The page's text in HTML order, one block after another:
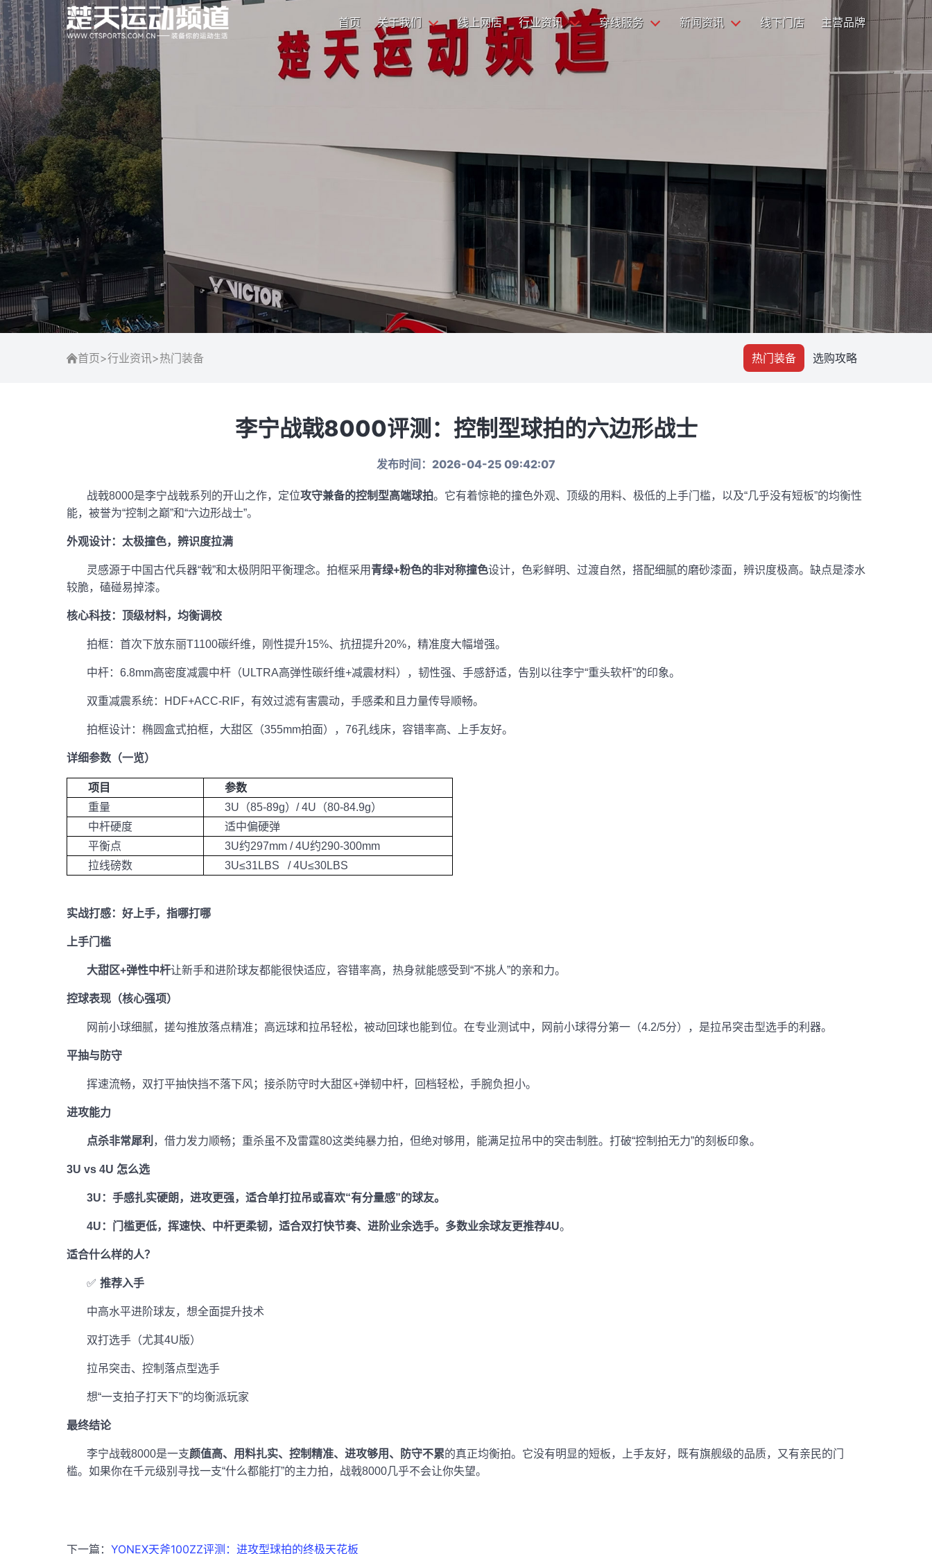
首页 关于我们 线上网店 行业资讯 穿线服务 新闻资讯 线下门店 主营品牌
首页>行业资讯>热门装备 热门装备 选购攻略
李宁战戟8000评测：控制型球拍的六边形战士
发布时间：2026-04-25 09:42:07
战戟8000是李宁战戟系列的开山之作，定位攻守兼备的控制型高端球拍。它有着惊艳的撞色外观、顶级的用料、极低的上手门槛，以及“几乎没有短板”的均衡性
能，被誉为“控制之巅”和“六边形战士”。
外观设计：太极撞色，辨识度拉满
灵感源于中国古代兵器“戟”和太极阴阳平衡理念。拍框采用 青绿+粉色的非对称撞色设计，色彩鲜明、过渡自然，搭配细腻的磨砂漆面，辨识度极高。缺点是漆水
较脆，磕碰易掉漆。
核心科技：顶级材料，均衡调校
拍框：首次下放东丽T1100碳纤维，刚性提升15%、抗扭提升20%，精准度大幅增强。
中杆：6.8mm高密度减震中杆（ULTRA高弹性碳纤维+减震材料），韧性强、手感舒适，告别以往李宁“重头软杆”的印象。
双重减震系统：HDF+ACC-RIF，有效过滤有害震动，手感柔和且力量传导顺畅。
拍框设计：椭圆盒式拍框，大甜区（355mm拍面），76孔线床，容错率高、上手友好。
详细参数（一览）
项目
参数
重量
3U （85-89g）/ 4U（80-84.9g）
中杆硬度
适中偏硬弹
平衡点
3U约297mm / 4U约290-300mm
拉线磅数
3U≤31LBS / 4U≤30LBS
实战打感：好上手，指哪打哪
上手门槛
大甜区+弹性中杆让新手和进阶球友都能很快适应，容错率高，热身就能感受到“不挑人”的亲和力。
控球表现（核心强项）
网前小球细腻，搓勾推放落点精准；高远球和拉吊轻松，被动回球也能到位。在专业测试中，网前小球得分第一（4.2/5分），是拉吊突击型选手的利器。
平抽与防守
挥速流畅，双打平抽快挡不落下风；接杀防守时大甜区+弹韧中杆，回档轻松，手腕负担小。
进攻能力
点杀非常犀利 ，借力发力顺畅；重杀虽不及雷霆80这类纯暴力拍，但绝对够用，能满足拉吊中的突击制胜。打破“控制拍无力”的刻板印象。
3U vs 4U 怎么选
3U ：手感扎实硬朗，进攻更强，适合单打拉吊或喜欢“有分量感”的球友。
4U ：门槛更低，挥速快、中杆更柔韧，适合双打快节奏、进阶业余选手。多数业余球友更推荐4U。
适合什么样的人？
✅ 推荐入手
中高水平进阶球友，想全面提升技术
双打选手（尤其4U版）
拉吊突击、控制落点型选手
想“一支拍子打天下”的均衡派玩家
最终结论
李宁战戟8000是一支颜值高、用料扎实、控制精准、进攻够用、防守不累的真正均衡拍。它没有明显的短板，上手友好，既有旗舰级的品质，又有亲民的门
槛。如果你在千元级别寻找一支“什么都能打”的主力拍，战戟8000几乎不会让你失望。
下一篇： YONEX天斧100ZZ评测：进攻型球拍的终极天花板